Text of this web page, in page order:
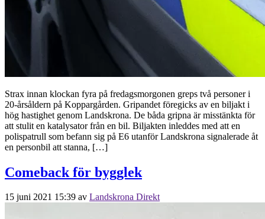
Strax innan klockan fyra på fredagsmorgonen greps två personer i
20-årsåldern på Koppargården. Gripandet föregicks av en biljakt i
hög hastighet genom Landskrona. De båda gripna är misstänkta för
att stulit en katalysator från en bil. Biljakten inleddes med att en
polispatrull som befann sig på E6 utanför Landskrona signalerade åt
en personbil att stanna, […]
Comeback för bygglek
15 juni 2021 15:39 av Landskrona Direkt